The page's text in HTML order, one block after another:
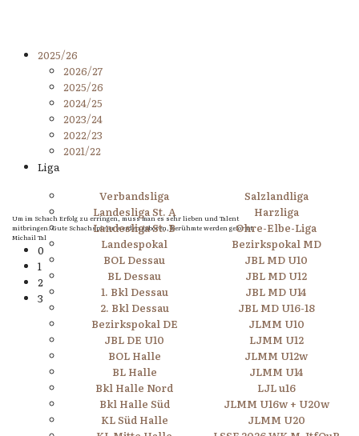
Um im Schach Erfolg zu erringen, muss man es sehr lieben und Talent
mitbringen. Gute Schachspieler werden geboren, berühmte werden geformt.
Michail Tal
0
1
2
3
2025/26
2026/27
2025/26
2024/25
2023/24
2022/23
2021/22
Liga
Verbandsliga
Salzlandliga
Landesliga St. A
Harzliga
Landesliga St. B
Ohre-Elbe-Liga
Landespokal
Bezirkspokal MD
BOL Dessau
JBL MD U10
BL Dessau
JBL MD U12
1. Bkl Dessau
JBL MD U14
2. Bkl Dessau
JBL MD U16-18
Bezirkspokal DE
JLMM U10
JBL DE U10
LJMM U12
BOL Halle
JLMM U12w
BL Halle
JLMM U14
Bkl Halle Nord
LJL u16
Bkl Halle Süd
JLMM U16w + U20w
KL Süd Halle
JLMM U20